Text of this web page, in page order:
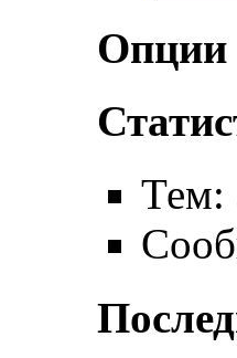
Опции
Тем: